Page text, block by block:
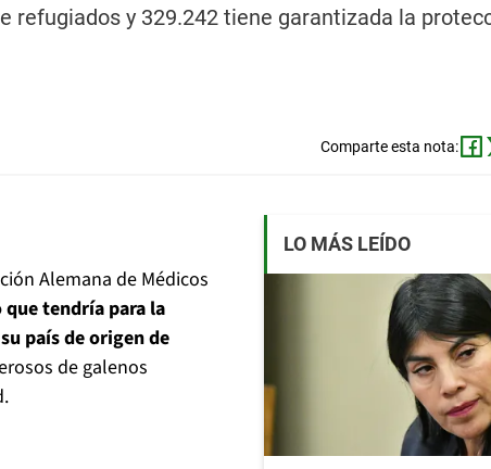
refugiados y 329.242 tiene garantizada la
Comparte esta nota:
Alemana de Médicos
tendría para la
país de origen de
de galenos
LO MÁS LEÍDO